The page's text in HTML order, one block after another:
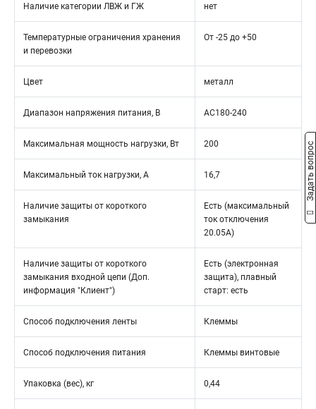
Наличие категории ЛВЖ и ГЖ нет
Температурные ограничения хранения
и перевозки
От -25 до +50
Цвет металл
Диапазон напряжения питания, В AC180-240
Максимальная мощность нагрузки, Вт 200
Максимальный ток нагрузки, А 16,7
Наличие защиты от короткого
замыкания
Есть (максимальный
ток отключения
20.05А)
Наличие защиты от короткого
замыкания входной цепи (Доп.
информация "Клиент")
Есть (электронная
защита), плавный
старт: есть
Способ подключения ленты Клеммы
Способ подключения питания Клеммы винтовые
Упаковка (вес), кг 0,44
Задать вопрос